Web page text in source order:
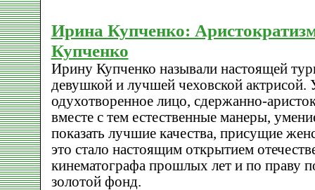
Ирина Купченко:
Купченко
Ирину Купченко называли настоящей
девушкой и лучшей чеховской актрисой.
одухотворенное лицо, сдержанно-
вместе с тем естественные манеры,
показать лучшие качества, присущие
это стало настоящим открытием
кинематографа прошлых лет и по праву
золотой фонд.